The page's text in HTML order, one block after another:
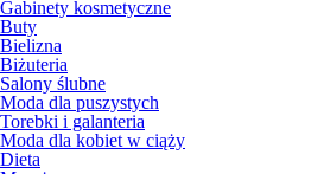
Gabinety kosmetyczne
Buty
Bielizna
Biżuteria
Salony ślubne
Moda dla puszystych
Torebki i galanteria
Moda dla kobiet w ciąży
Dieta